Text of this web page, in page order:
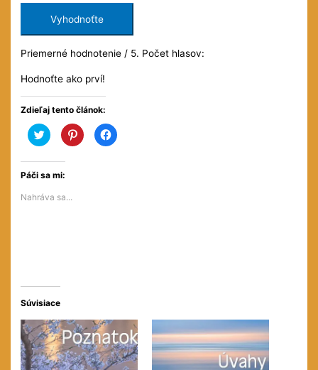
Vyhodnoťte
Priemerné hodnotenie / 5. Počet hlasov:
Hodnoťte ako prví!
Zdieľaj tento článok:
Kliknite
pre
zdieľanie
Twitter(Otvorí
novom
Kliknite
pre
zdieľanie
Kliknite
pre
Páči sa mi:
Nahráva sa...
Súvisiace